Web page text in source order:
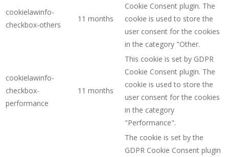
cookielawinfo-
checkbox-others
11 months
Cookie Consent plugin. The
cookie is used to store the
user consent for the cookies
in the category "Other.
cookielawinfo-
checkbox-
performance
11 months
This cookie is set by GDPR
Cookie Consent plugin. The
cookie is used to store the
user consent for the cookies
in the category
"Performance".
The cookie is set by the
GDPR Cookie Consent plugin